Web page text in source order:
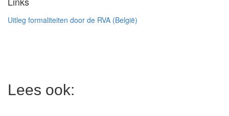
Uitleg formaliteiten door de RVA (België)
Lees ook: